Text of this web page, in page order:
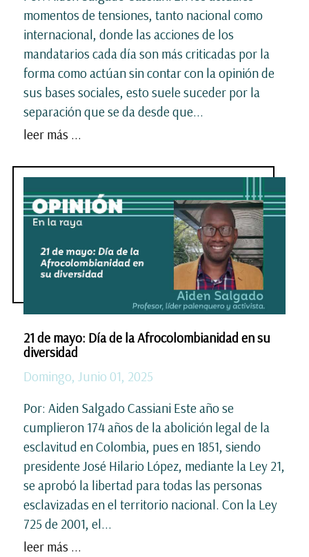
momentos de tensiones, tanto nacional como
internacional, donde las acciones de los
mandatarios cada día son más criticadas por la
forma como actúan sin contar con la opinión de
sus bases sociales, esto suele suceder por la
separación que se da desde que...
leer más ...
21 de mayo: Día de la Afrocolombianidad en su
diversidad
Domingo, Junio 01, 2025
Por: Aiden Salgado Cassiani Este año se
cumplieron 174 años de la abolición legal de la
esclavitud en Colombia, pues en 1851, siendo
presidente José Hilario López, mediante la Ley 21,
se aprobó la libertad para todas las personas
esclavizadas en el territorio nacional. Con la Ley
725 de 2001, el...
leer más ...